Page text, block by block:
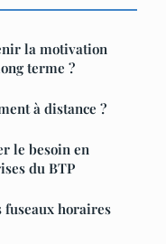
la motivation
terme ?
à distance ?
le besoin en
du BTP
horaires